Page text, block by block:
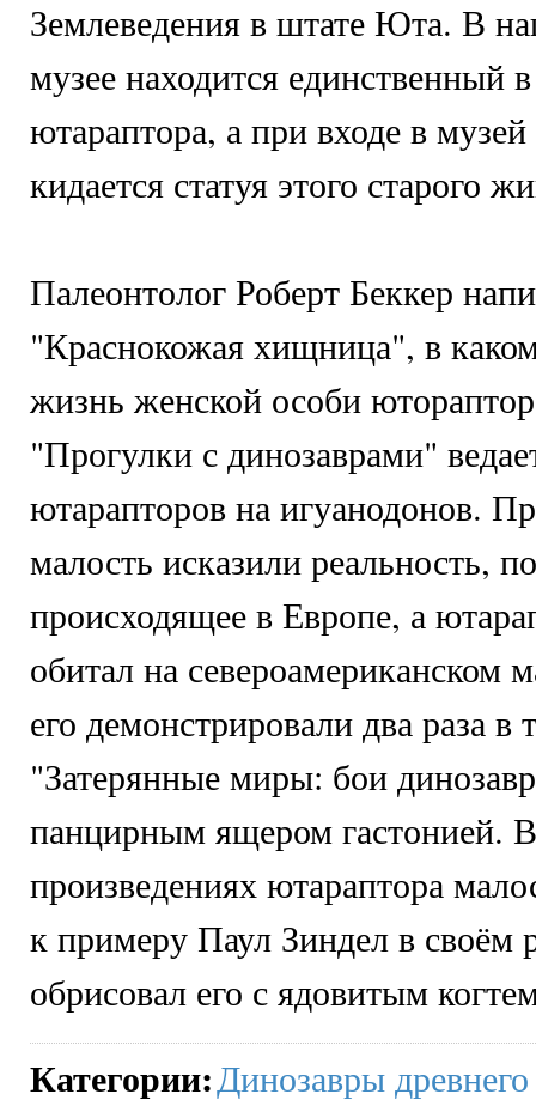
Землеведения в штате Юта. В
музее находится единственный
ютараптора, а при входе в музей
кидается статуя этого старого
Палеонтолог Роберт Беккер
"Краснокожая хищница", в
жизнь женской особи
"Прогулки с динозаврами"
ютарапторов на игуанодонов.
малость исказили реальность,
происходящее в Европе, а
обитал на североамериканском
его демонстрировали два раза в
"Затерянные миры: бои
панцирным ящером гастонией.
произведениях ютараптора
к примеру Паул Зиндел в своём
обрисовал его с ядовитым
Категории:Динозавры